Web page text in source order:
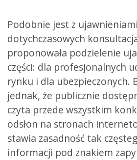
Podobnie jest z
dotychczasowych
proponowała podzielenie
części: dla profesjonalnych
rynku i dla ubezpieczonych.
jednak, że publicznie
czyta przede wszystkim
odsłon na stronach
stawia zasadność tak
informacji pod znakiem